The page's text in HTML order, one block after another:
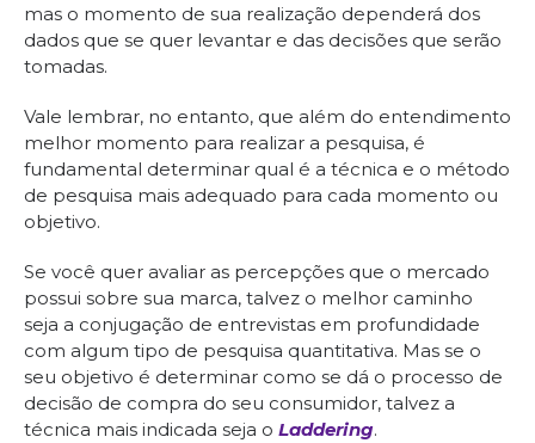
mas o momento de sua realização dependerá dos
dados que se quer levantar e das decisões que serão
tomadas.
Vale lembrar, no entanto, que além do entendimento
melhor momento para realizar a pesquisa, é
fundamental determinar qual é a técnica e o método
de pesquisa mais adequado para cada momento ou
objetivo.
Se você quer avaliar as percepções que o mercado
possui sobre sua marca, talvez o melhor caminho
seja a conjugação de entrevistas em profundidade
com algum tipo de pesquisa quantitativa. Mas se o
seu objetivo é determinar como se dá o processo de
decisão de compra do seu consumidor, talvez a
técnica mais indicada seja o Laddering.